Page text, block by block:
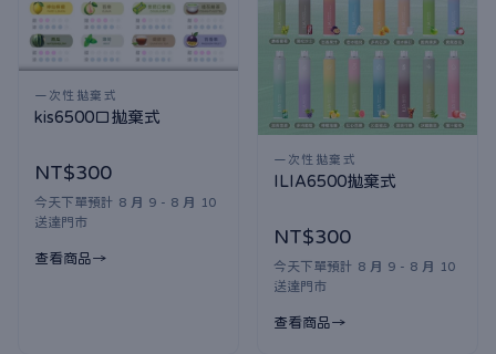
一次性拋棄式
kis6500口拋棄式
NT$300
今天下單預計 8 月 9 - 8 月 10
送達門市
查看商品
一次性拋棄式
ILIA6500拋棄式
NT$300
今天下單預計 8 月 9 - 8 月 10
送達門市
查看商品